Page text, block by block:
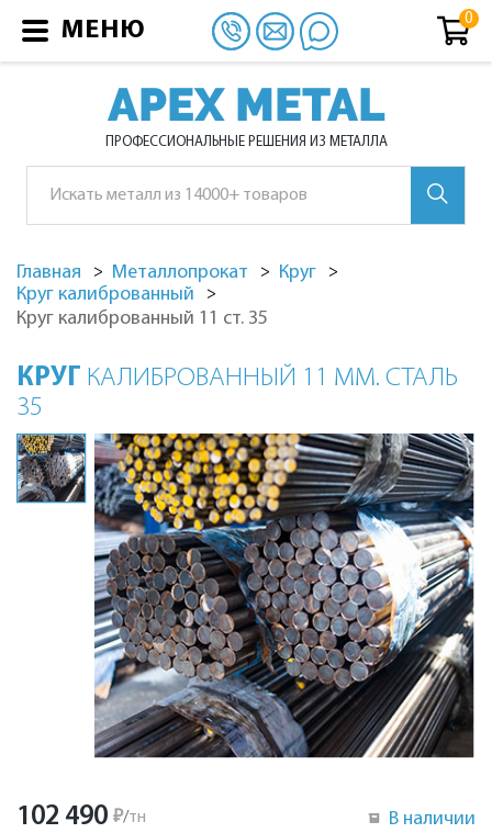
APEX METAL
ПРОФЕССИОНАЛЬНЫЕ РЕШЕНИЯ ИЗ МЕТАЛЛА
Главная Металлопрокат
Круг
Круг калиброванный
Круг калиброванный 11 ст. 35
КРУГ КАЛИБРОВАННЫЙ 11 ММ. СТАЛЬ
35
102 490 ₽/тн В наличии
МЕНЮ